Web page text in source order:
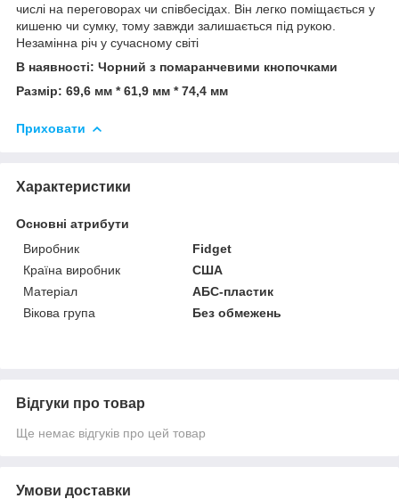
числі на переговорах чи співбесідах. Він легко поміщається у
кишеню чи сумку, тому завжди залишається під рукою.
Незамінна річ у сучасному світі
В наявності: Чорний з помаранчевими кнопочками
Размір: 69,6 мм * 61,9 мм * 74,4 мм
Приховати
Характеристики
Основні атрибути
Виробник
Fidget
Країна виробник
США
Матеріал
АБС-пластик
Вікова група
Без обмежень
Відгуки про товар
Ще немає відгуків про цей товар
Умови доставки